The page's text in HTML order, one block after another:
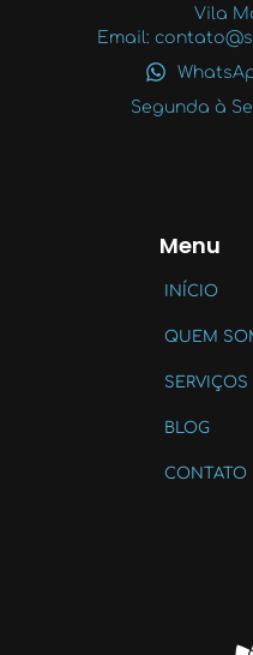
Menu
INÍCIO
QUEM
SERVIÇOS
BLOG
CONTATO
Vila
Email:
Segunda à